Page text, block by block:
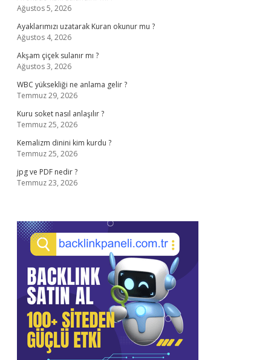
Ağustos 5, 2026
Ayaklarımızı uzatarak Kuran okunur mu ?
Ağustos 4, 2026
Akşam çiçek sulanır mı ?
Ağustos 3, 2026
WBC yüksekliği ne anlama gelir ?
Temmuz 29, 2026
Kuru soket nasıl anlaşılır ?
Temmuz 25, 2026
Kemalizm dinini kim kurdu ?
Temmuz 25, 2026
jpg ve PDF nedir ?
Temmuz 23, 2026